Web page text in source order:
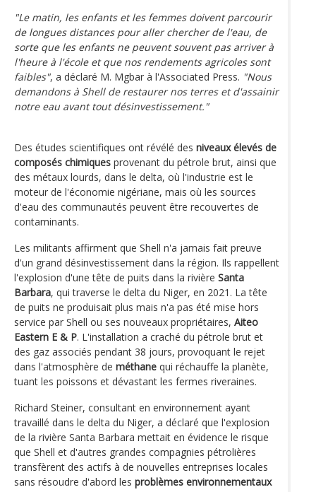
"Le matin, les enfants et les femmes doivent parcourir
de longues distances pour aller chercher de l'eau, de
sorte que les enfants ne peuvent souvent pas arriver à
l'heure à l'école et que nos rendements agricoles sont
faibles", a déclaré M. Mgbar à l'Associated Press. "Nous
demandons à Shell de restaurer nos terres et d'assainir
notre eau avant tout désinvestissement."
Des études scientifiques ont révélé des niveaux élevés de
composés chimiques provenant du pétrole brut, ainsi que
des métaux lourds, dans le delta, où l'industrie est le
moteur de l'économie nigériane, mais où les sources
d'eau des communautés peuvent être recouvertes de
contaminants.
Les militants affirment que Shell n'a jamais fait preuve
d'un grand désinvestissement dans la région. Ils rappellent
l'explosion d'une tête de puits dans la rivière Santa
Barbara, qui traverse le delta du Niger, en 2021. La tête
de puits ne produisait plus mais n'a pas été mise hors
service par Shell ou ses nouveaux propriétaires, Aiteo
Eastern E & P. L'installation a craché du pétrole brut et
des gaz associés pendant 38 jours, provoquant le rejet
dans l'atmosphère de méthane qui réchauffe la planète,
tuant les poissons et dévastant les fermes riveraines.
Richard Steiner, consultant en environnement ayant
travaillé dans le delta du Niger, a déclaré que l'explosion
de la rivière Santa Barbara mettait en évidence le risque
que Shell et d'autres grandes compagnies pétrolières
transfèrent des actifs à de nouvelles entreprises locales
sans résoudre d'abord les problèmes environnementaux